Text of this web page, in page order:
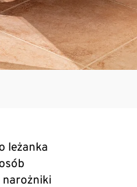
leżanka
narożniki